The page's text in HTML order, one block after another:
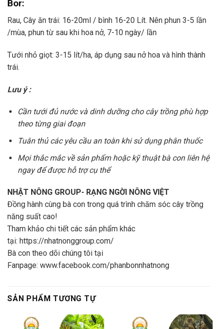
Bor:
Rau, Cây ăn trái: 16-20ml / bình 16-20 Lít. Nên phun 3-5 lần
/mùa, phun từ sau khi hoa nở, 7-10 ngày/ lần
Tưới nhỏ giọt: 3-15 lít/ha, áp dụng sau nở hoa và hình thành
trái.
Lưu ý :
Cần tưới đủ nước và dinh dưỡng cho cây trồng phù hợp
theo từng giai đoạn
Tuân thủ các yêu cầu an toàn khi sử dụng phân thuốc
Mọi thắc mắc về sản phẩm hoặc kỹ thuật bà con liên hệ
ngay để được hỗ trợ cụ thể
NHẬT NÔNG GROUP- RẠNG NGỜI NÔNG VIỆT
Đồng hành cùng bà con trong quá trình chăm sóc cây trồng
năng suất cao!
Tham khảo chi tiết các sản phẩm khác
tại: https://nhatnonggroup.com/
Bà con theo dõi chúng tôi tại
Fanpage: www.facebook.com/phanbonnhatnong
SẢN PHẨM TƯƠNG TỰ